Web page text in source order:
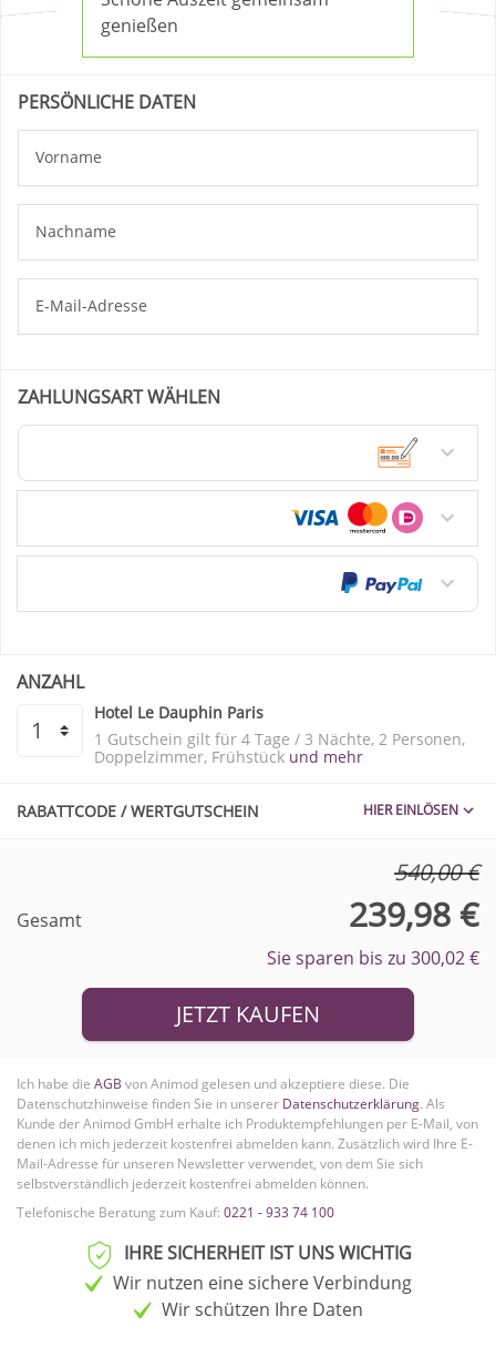
genießen
PERSÖNLICHE DATEN
ZAHLUNGSART WÄHLEN
ANZAHL
Hotel Le Dauphin Paris
1 Gutschein gilt für 4 Tage / 3 Nächte 2 Personen
Doppelzimmer Frühstück und mehr
RABATTCODE / WERTGUTSCHEIN HIER EINLÖSEN
540,00 €
Gesamt 239,98 €
Sie sparen bis zu 300,02 €
JETZT KAUFEN
Ich habe die AGB von Animod gelesen und akzeptiere diese. Die
Datenschutzhinweise finden Sie in unserer Datenschutzerklärung. Als
Kunde der Animod GmbH erhalte ich Produktempfehlungen per E-Mail, von
denen ich mich jederzeit kostenfrei abmelden kann. Zusätzlich wird Ihre E-
Mail-Adresse für unseren Newsletter verwendet, von dem Sie sich
selbstverständlich jederzeit kostenfrei abmelden können.
Telefonische Beratung zum Kauf: 0221 - 933 74 100
IHRE SICHERHEIT IST UNS WICHTIG
Wir nutzen eine sichere Verbindung
Wir schützen Ihre Daten